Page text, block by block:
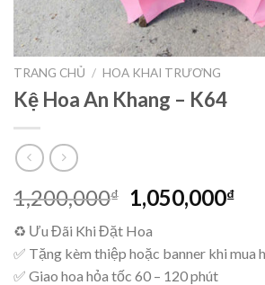
TRANG CHỦ / HOA KHAI TRƯƠNG
Kệ Hoa An Khang – K64
1,200,000₫
Giá
gốc
là:
1,200,000₫.
1,050,000₫Giá
là:
♻ Ưu Đãi Khi Đặt Hoa
✅ Tặng kèm thiệp hoặc banner khi mua
✅ Giao hoa hỏa tốc 60 – 120 phút